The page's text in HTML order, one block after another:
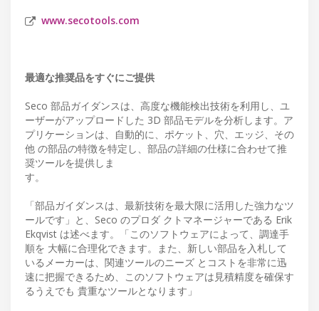
www.secotools.com
最適な推奨品をすぐにご提供
Seco 部品ガイダンスは、高度な機能検出技術を利用し、ユ
ーザーがアップロードした 3D 部品モデルを分析します。ア
プリケーションは、自動的に、ポケット、穴、エッジ、その
他 の部品の特徴を特定し、部品の詳細の仕様に合わせて推
奨ツールを提供しま
す。
「部品ガイダンスは、最新技術を最大限に活用した強力なツ
ールです」と、Seco のプロダ クトマネージャーである Erik
Ekqvist は述べます。「このソフトウェアによって、調達手
順を 大幅に合理化できます。また、新しい部品を入札して
いるメーカーは、関連ツールのニーズ とコストを非常に迅
速に把握できるため、このソフトウェアは見積精度を確保す
るうえでも 貴重なツールとなります」